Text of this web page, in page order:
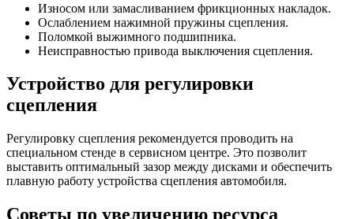
Износом или замасливанием фрикционных накладок.
Ослаблением нажимной пружины сцепления.
Поломкой выжимного подшипника.
Неисправностью привода выключения сцепления.
Устройство для регулировки
сцепления
Регулировку сцепления рекомендуется проводить на
специальном стенде в сервисном центре. Это позволит
выставить оптимальный зазор между дисками и обеспечить
плавную работу устройства сцепления автомобиля.
Советы по увеличению ресурса